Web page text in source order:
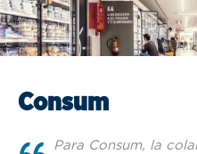
Consum
Para Consum, la